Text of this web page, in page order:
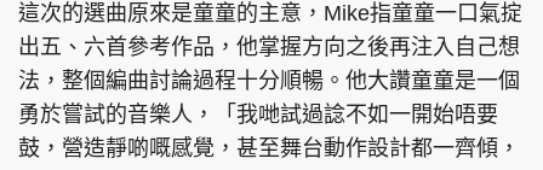
PCM 電腦廣場 星島頭條 星島日報
這次的選曲原來是童童的主意，Mike指童童一口氣掟
出五、六首參考作品，他掌握方向之後再注入自己想
法，整個編曲討論過程十分順暢。他大讚童童是一個
勇於嘗試的音樂人，「我哋試過諗不如一開始唔要
鼓，營造靜啲嘅感覺，甚至舞台動作設計都一齊傾，